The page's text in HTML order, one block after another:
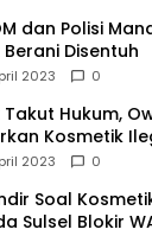
dan Polisi
Berani Disentuh
2023 0
Takut Hukum,
Kosmetik
2023 0
Soal
Sulsel Blokir